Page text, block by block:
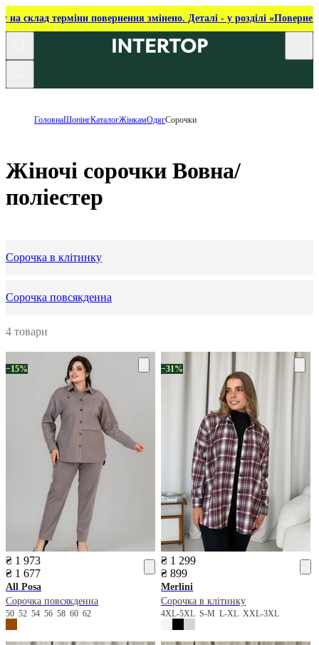
на склад терміни повернення змінено. Деталі - у розділі
ГоловнаШопінгКаталогЖінкамОдягСорочки
Жіночі сорочки Вовна/
поліестер
Сорочка в клітинку
Сорочка повсякденна
4 товари
−15%
₴ 1 973
₴ 1 677
All Posa
Сорочка повсякденна
50 52 54 56 58 60 62
−31%
₴ 1 299
₴ 899
Merlini
Сорочка в клітинку
4XL-5XLS-ML-XLXXL-3XL